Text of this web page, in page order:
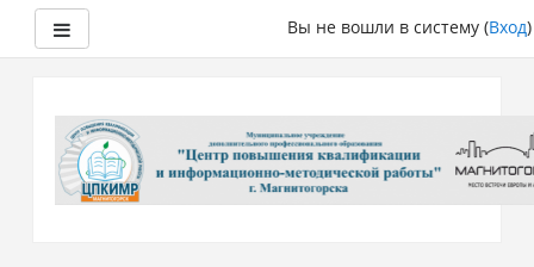
основному
содержанию
Вы не вошли в систему (Вход)